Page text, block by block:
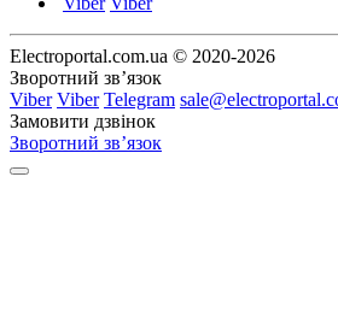
Electroportal.com.ua © 2020-2026
Зворотний зв’язок
Viber Viber Telegram
Замовити дзвінок
Зворотний зв’язок